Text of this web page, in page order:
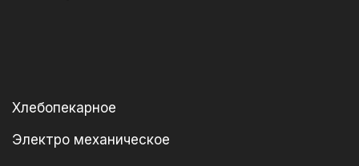
Хлебопекарное
Электро механическое